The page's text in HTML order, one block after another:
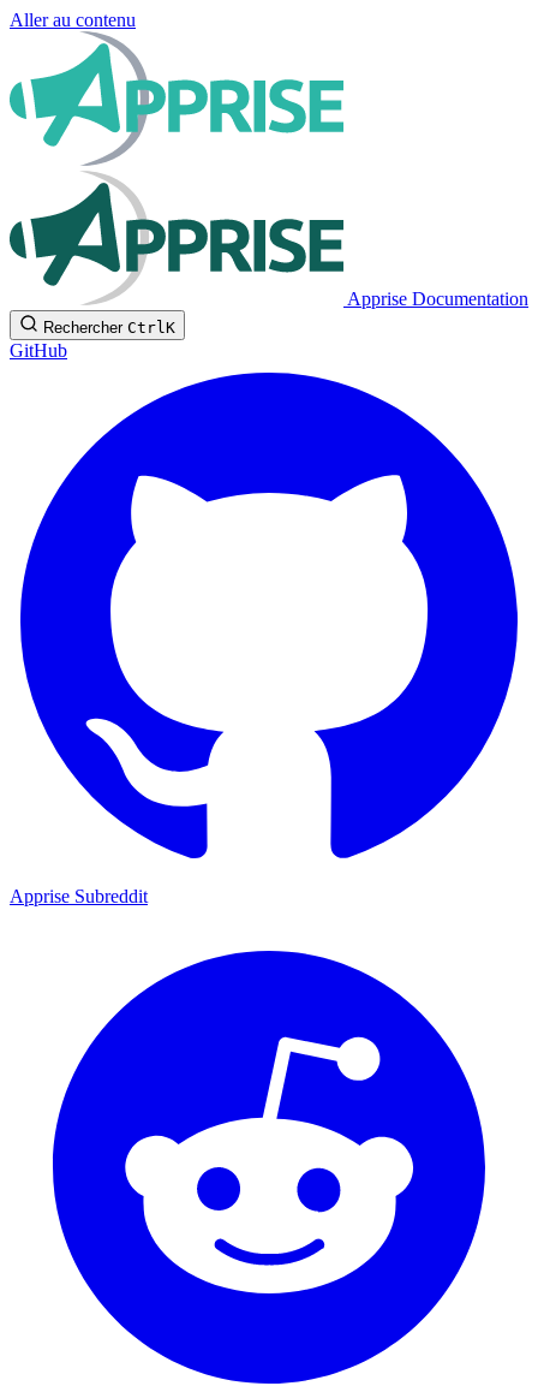
Aller au contenu
Apprise Documentation
Rechercher CtrlK
GitHub
Apprise Subreddit